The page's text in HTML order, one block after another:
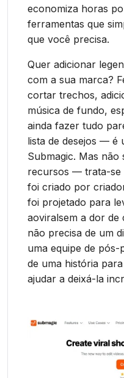
economiza horas
ferramentas que
que você precisa.
Quer adicionar
com a sua marca?
cortar trechos,
música de fundo,
ainda fazer tudo
lista de desejos — é
Submagic. Mas não
recursos — trata-se
foi criado por
foi projetado para
aoviralsem a dor de
não precisa de um
uma equipe de
de uma história
ajudar a deixá-la